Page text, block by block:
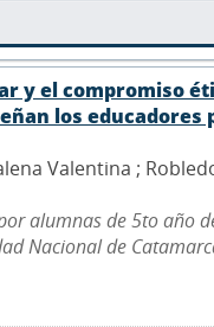
y el compromiso
los educadores
Valentina ;
alumnas de 5to año
Nacional de